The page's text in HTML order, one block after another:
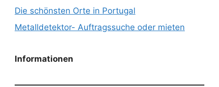
Die schönsten Orte in Portugal
Metalldetektor- Auftragssuche oder mieten
Informationen